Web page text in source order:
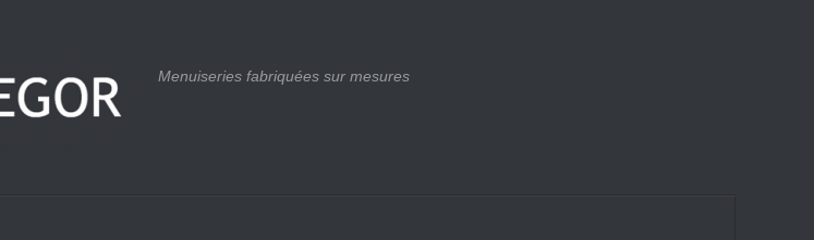
Menuiseries fabriquées sur mesures